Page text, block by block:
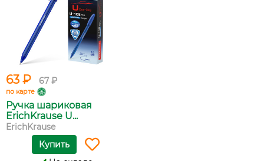
63 ₽ 67 ₽
по карте
Ручка шариковая
ErichKrause U...
ErichKrause
Купить